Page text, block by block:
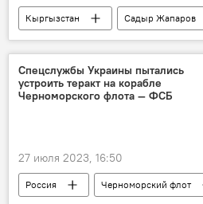
Кыргызстан
Садыр Жапаров
Дом правосудия
открытие
Джалал-Абад
фото
Спецслужбы Украины пытались
устроить теракт на корабле
Черноморского флота — ФСБ
27 июля 2023, 16:50
Россия
Черноморский флот